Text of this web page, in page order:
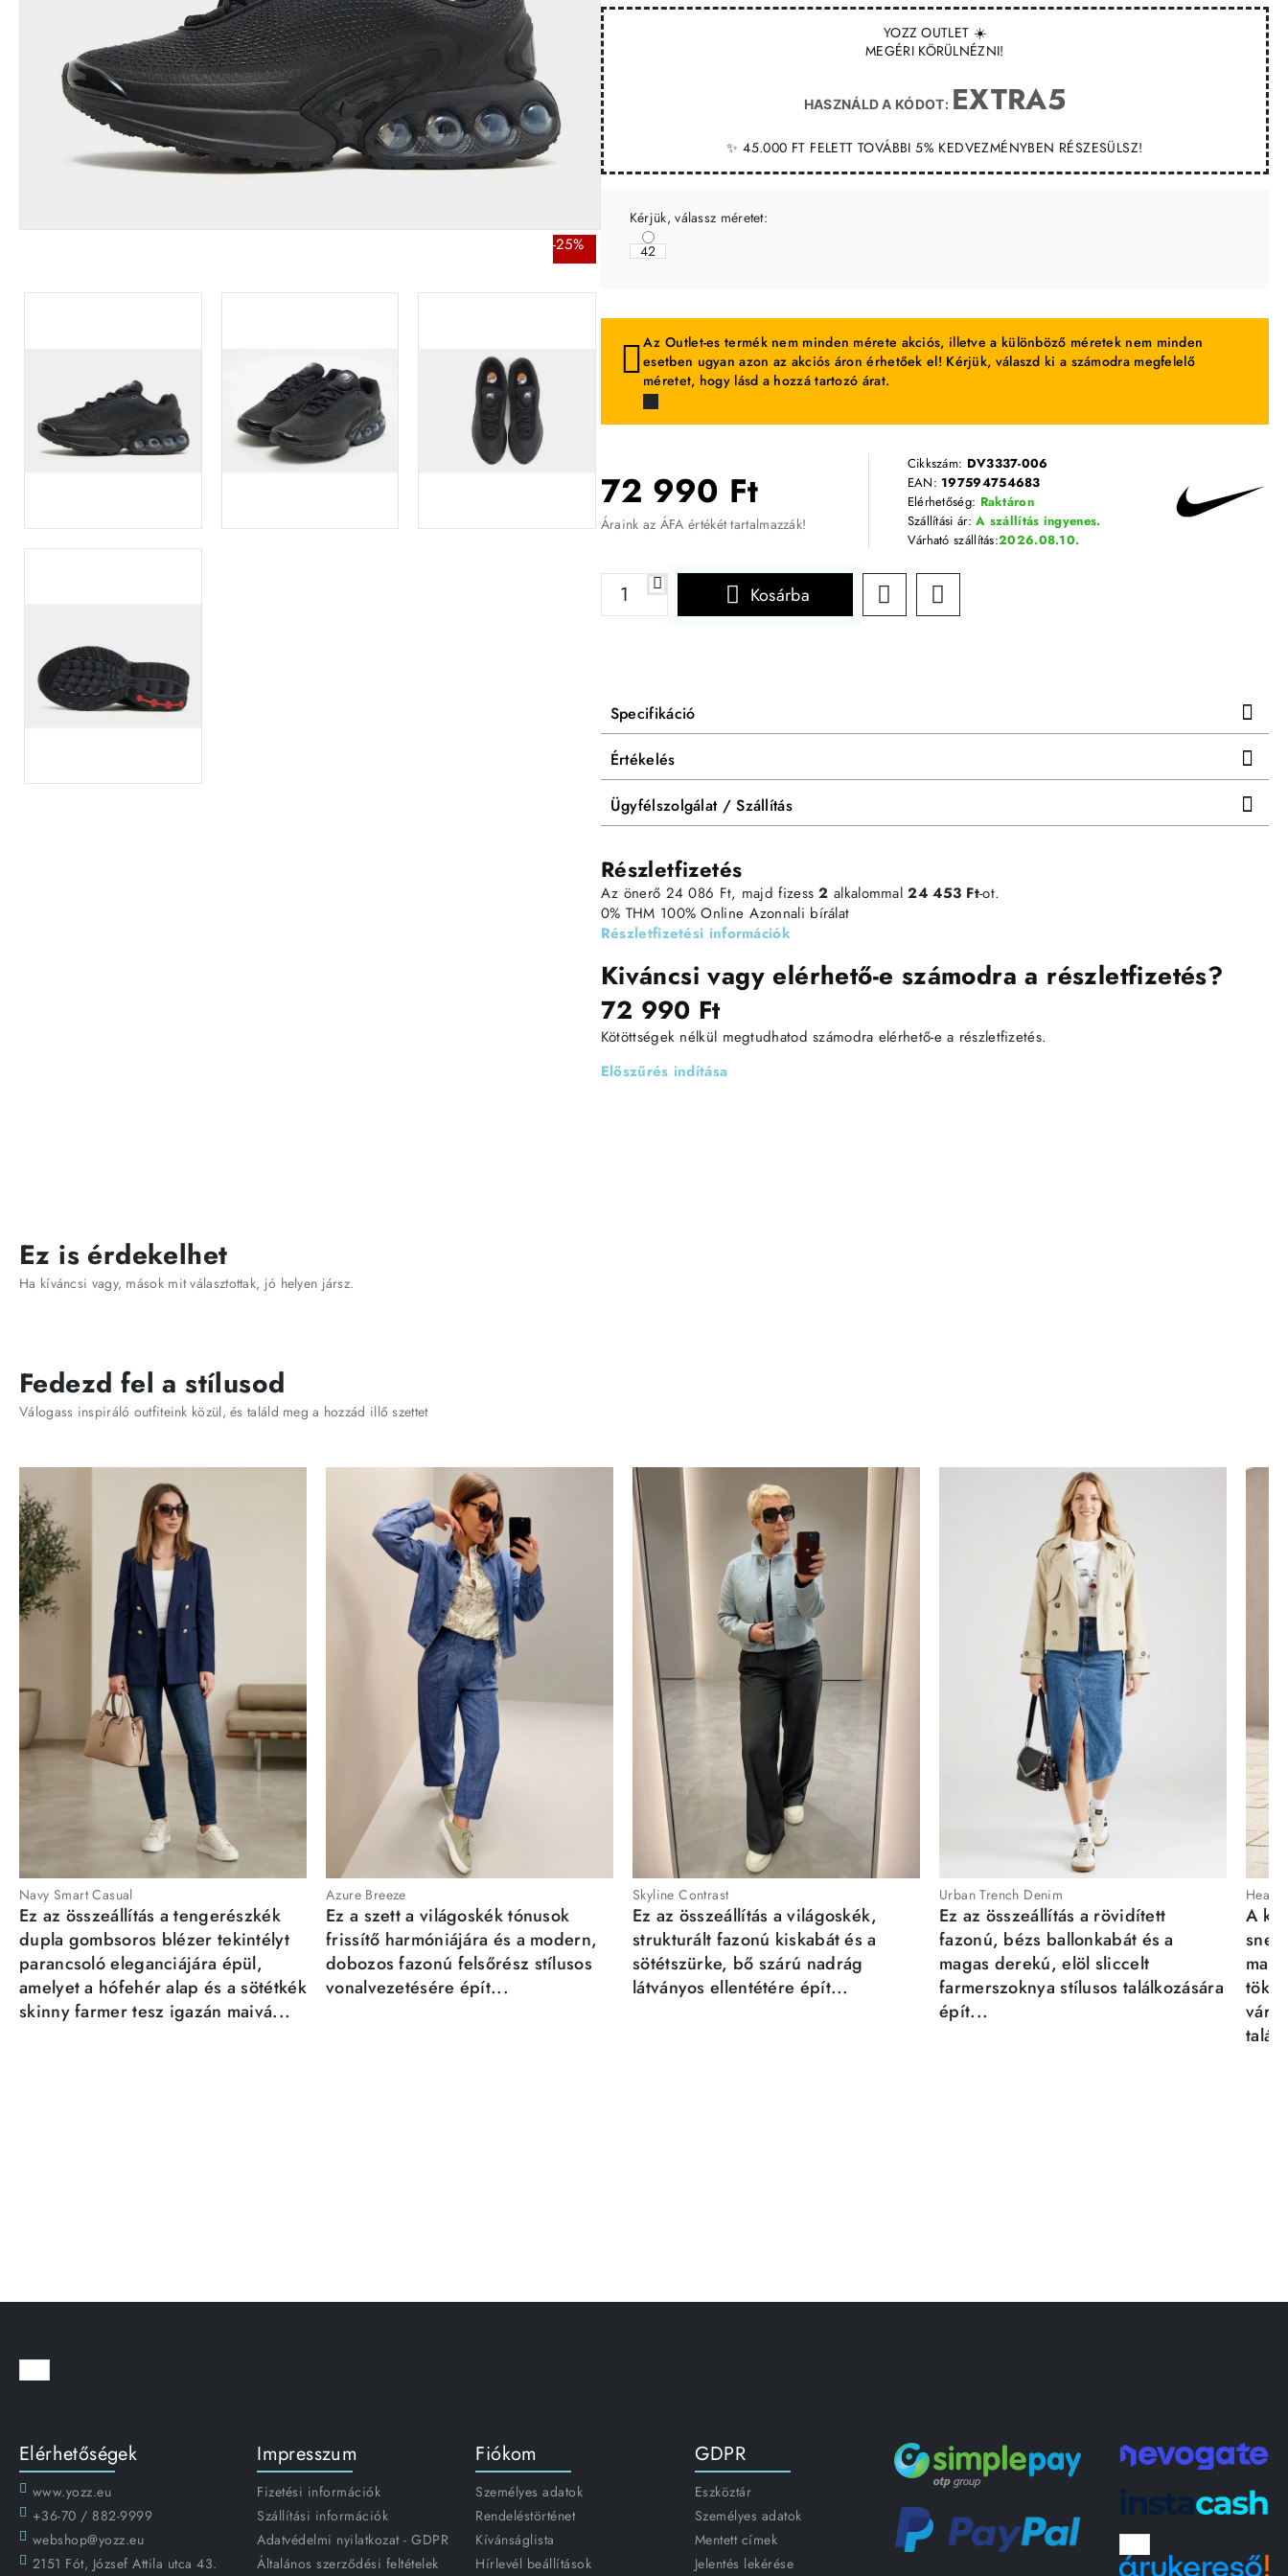
-25%
YOZZ OUTLET ☀️
MEGÉRI KÖRÜLNÉZNI!
HASZNÁLD A KÓDOT: EXTRA5
✨ 45.000 FT FELETT TOVÁBBI 5% KEDVEZMÉNYBEN RÉSZESÜLSZ!
72 990 Ft
Áraink az ÁFA értékét tartalmazzák!
Cikkszám: DV3337-006
EAN:197594754683
Elérhetőség: Raktáron
Várható szállítás:2026.08.10.
Szállítási ár:A szállítás ingyenes.
Kérjük, válassz méretet:
42
Kosárba
Az Outlet-es termék nem minden mérete akciós, illetve a különböző méretek nem minden
esetben ugyan azon az akciós áron érhetőek el! Kérjük, válaszd ki a számodra megfelelő
méretet, hogy lásd a hozzá tartozó árat.
Specifikáció
Értékelés
Ügyfélszolgálat / Szállítás
Részletfizetés
Az önerő 24 086 Ft, majd fizess2 alkalommal24 453 Ft-ot.
0% THM 100% Online Azonnali bírálat
Részletfizetési információk
Kiváncsi vagy elérhető-e számodra a részletfizetés?
72 990 Ft
Kötöttségek nélkül megtudhatod számodra elérhető-e a részletfizetés.
Előszűrés indítása
Ez is érdekelhet
Ha kíváncsi vagy, mások mit választottak, jó helyen jársz.
Fedezd fel a stílusod
Válogass inspiráló outfiteink közül, és találd meg a hozzád illő szettet
Navy Smart Casual
Ez az összeállítás a tengerészkék
dupla gombsoros blézer tekintélyt
parancsoló eleganciájára épül,
amelyet a hófehér alap és a sötétkék
skinny farmer tesz igazán maivá...
Azure Breeze
Ez a szett a világoskék tónusok
frissítő harmóniájára és a modern,
dobozos fazonú felsőrész stílusos
vonalvezetésére épít...
Skyline Contrast
Ez az összeállítás a világoskék,
strukturált fazonú kiskabát és a
sötétszürke, bő szárú nadrág
látványos ellentétére épít...
Urban Trench Denim
Ez az összeállítás a rövidített
fazonú, bézs ballonkabát és a
magas derekú, elöl sliccelt
farmerszoknya stílusos találkozására
épít...
A
Elérhetőségek
www.yozz.eu
+36-70 / 882-9999
webshop@yozz.eu
2151 Fót, József Attila utca 43.
Impresszum
Fizetési információk
Szállítási információk
Adatvédelmi nyilatkozat - GDPR
Általános szerződési feltételek
Fiókom
Személyes adatok
Rendeléstörténet
Kívánságlista
Hírlevél beállítások
GDPR
Eszköztár
Személyes adatok
Mentett címek
Jelentés lekérése